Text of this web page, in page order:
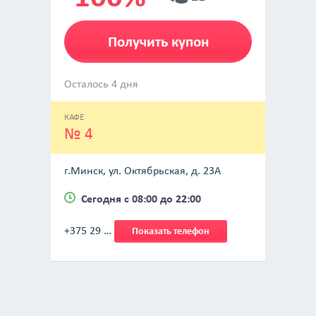
Получить купон
Осталось 4 дня
КАФЕ
№ 4
г.Минск, ул. Октябрьская, д. 23А
Сегодня с 08:00 до 22:00
+375 29 … Показать телефон